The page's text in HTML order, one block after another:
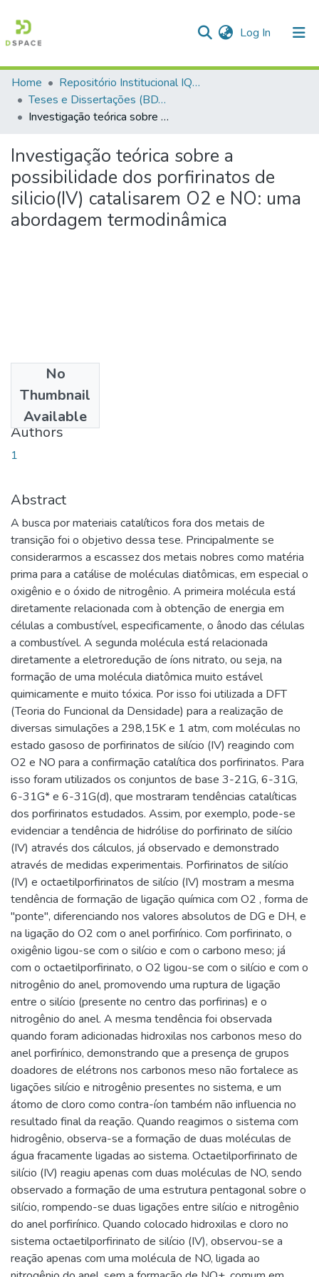
Log In (current)
Communities & Collections
All of DSpace
Statistics
Home
Repositório Institucional IQSC
Teses e Dissertações (BDTD USP)
Investigação teórica sobre a possibilidade dos porfirinatos de silicio(IV) catalisarem O2 e NO: uma abordagem termodinâmica
Investigação teórica sobre a
possibilidade dos porfirinatos de
silicio(IV) catalisarem O2 e NO: uma
abordagem termodinâmica
No
Thumbnail
Available
2007-09-19
Authors
1
Abstract
A busca por materiais catalíticos fora dos metais de
transição foi o objetivo dessa tese. Principalmente se
considerarmos a escassez dos metais nobres como matéria
prima para a catálise de moléculas diatômicas, em especial o
oxigênio e o óxido de nitrogênio. A primeira molécula está
diretamente relacionada com à obtenção de energia em
células a combustível, especificamente, o ânodo das células
a combustível. A segunda molécula está relacionada
diretamente a eletroredução de íons nitrato, ou seja, na
formação de uma molécula diatômica muito estável
quimicamente e muito tóxica. Por isso foi utilizada a DFT
(Teoria do Funcional da Densidade) para a realização de
diversas simulações a 298,15K e 1 atm, com moléculas no
estado gasoso de porfirinatos de silício (IV) reagindo com
O2 e NO para a confirmação catalítica dos porfirinatos. Para
isso foram utilizados os conjuntos de base 3-21G, 6-31G,
6-31G* e 6-31G(d), que mostraram tendências catalíticas
dos porfirinatos estudados. Assim, por exemplo, pode-se
evidenciar a tendência de hidrólise do porfirinato de silício
(IV) através dos cálculos, já observado e demonstrado
através de medidas experimentais. Porfirinatos de silício
(IV) e octaetilporfirinatos de silício (IV) mostram a mesma
tendência de formação de ligação química com O2 , forma de
"ponte", diferenciando nos valores absolutos de DG e DH, e
na ligação do O2 com o anel porfirínico. Com porfirinato, o
oxigênio ligou-se com o silício e com o carbono meso; já
com o octaetilporfirinato, o O2 ligou-se com o silício e com o
nitrogênio do anel, promovendo uma ruptura de ligação
entre o silício (presente no centro das porfirinas) e o
nitrogênio do anel. A mesma tendência foi observada
quando foram adicionadas hidroxilas nos carbonos meso do
anel porfirínico, demonstrando que a presença de grupos
doadores de elétrons nos carbonos meso não fortalece as
ligações silício e nitrogênio presentes no sistema, e um
átomo de cloro como contra-íon também não influencia no
resultado final da reação. Quando reagimos o sistema com
hidrogênio, observa-se a formação de duas moléculas de
água fracamente ligadas ao sistema. Octaetilporfirinato de
silício (IV) reagiu apenas com duas moléculas de NO, sendo
observado a formação de uma estrutura pentagonal sobre o
silício, rompendo-se duas ligações entre silício e nitrogênio
do anel porfirínico. Quando colocado hidroxilas e cloro no
sistema octaetilporfirinato de silício (IV), observou-se a
reação apenas com uma molécula de NO, ligada ao